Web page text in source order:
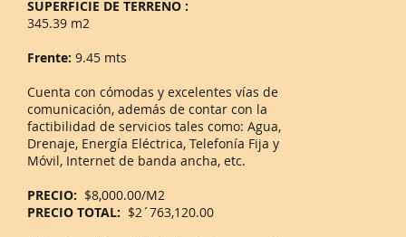
SUPERFICIE DE TERRENO :
345.39 m2
Frente: 9.45 mts
Cuenta con cómodas y excelentes vías de
comunicación, además de contar con la
factibilidad de servicios tales como: Agua,
Drenaje, Energía Eléctrica, Telefonía Fija y
Móvil, Internet de banda ancha, etc.
PRECIO: $8,000.00/M2
PRECIO TOTAL: $2´763,120.00